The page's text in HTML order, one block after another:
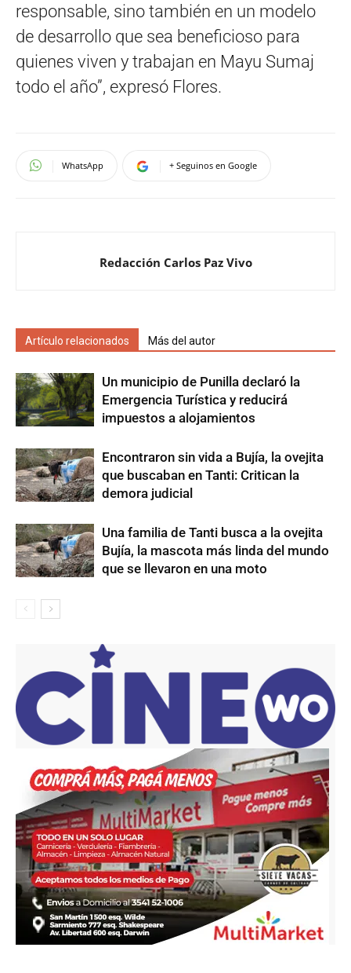
responsable, sino también en un modelo
de desarrollo que sea beneficioso para
quienes viven y trabajan en Mayu Sumaj
todo el año”, expresó Flores.
WhatsApp + Seguinos en Google
Redacción Carlos Paz Vivo
Artículo relacionados Más del autor
Un municipio de Punilla declaró la
Emergencia Turística y reducirá
impuestos a alojamientos
Encontraron sin vida a Bujía, la ovejita
que buscaban en Tanti: Critican la
demora judicial
Una familia de Tanti busca a la ovejita
Bujía, la mascota más linda del mundo
que se llevaron en una moto